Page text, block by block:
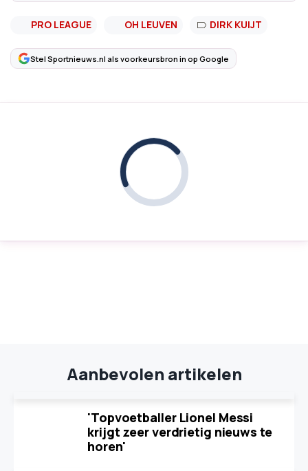
PRO LEAGUE OH LEUVEN DIRK KUIJT
Stel Sportnieuws.nl als voorkeursbron in op Google
Aanbevolen artikelen
'Topvoetballer Lionel Messi
krijgt zeer verdrietig nieuws te
horen'